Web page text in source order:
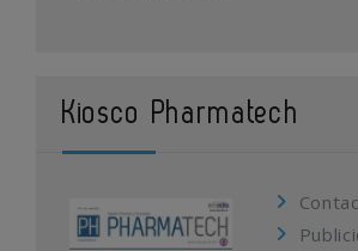
Kiosco Pharmatech